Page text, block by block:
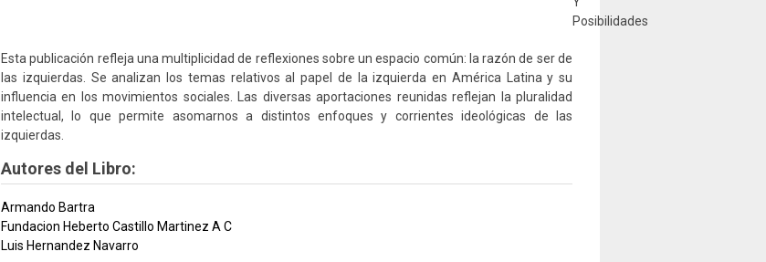
Esta publicación refleja una multiplicidad de reflexiones sobre un espacio común: la razón de ser de
las izquierdas. Se analizan los temas relativos al papel de la izquierda en América Latina y su
influencia en los movimientos sociales. Las diversas aportaciones reunidas reflejan la pluralidad
intelectual, lo que permite asomarnos a distintos enfoques y corrientes ideológicas de las
izquierdas.
Autores del Libro:
Armando Bartra
Fundacion Heberto Castillo Martinez A C
Luis Hernandez Navarro